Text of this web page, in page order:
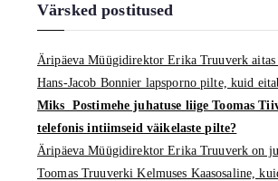
Värsked postitused
Äripäeva Müügidirektor Erika Truuverk aitas
Hans-Jacob Bonnier lapsporno pilte, kuid
Miks Postimehe juhatuse liige Toomas
telefonis intiimseid väikelaste pilte?
Äripäeva Müügidirektor Erika Truuverk on
Toomas Truuverki Kelmuses Kaasosaline,